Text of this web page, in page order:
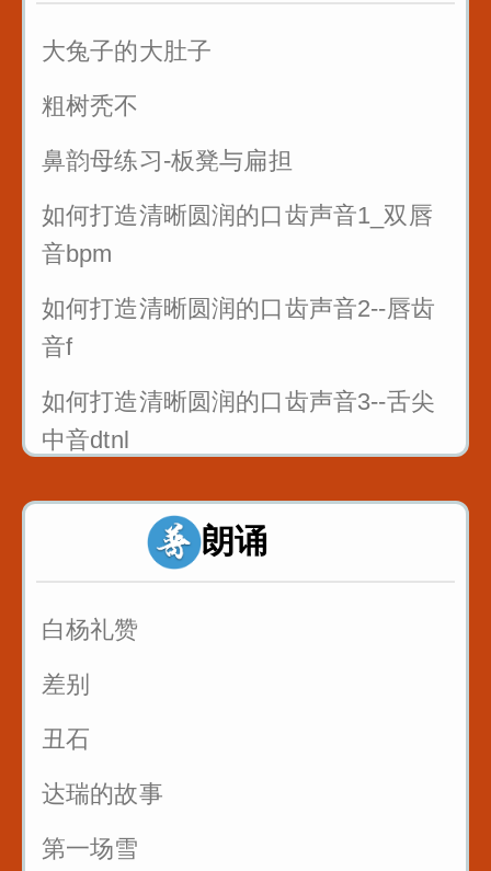
大兔子的大肚子
粗树秃不
鼻韵母练习-板凳与扁担
如何打造清晰圆润的口齿声音1_双唇
音bpm
如何打造清晰圆润的口齿声音2--唇齿
音f
如何打造清晰圆润的口齿声音3--舌尖
中音dtnl
1_双唇音bpm_八百标兵奔北坡
2_唇齿音f_粉红凤凰
朗诵
白杨礼赞
差别
丑石
达瑞的故事
第一场雪